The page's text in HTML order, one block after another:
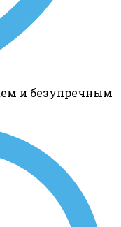
и безупречным